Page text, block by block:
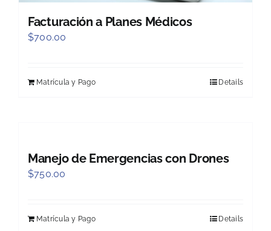
Facturación a Planes Médicos
$700.00
Matrícula y Pago Details
Manejo de Emergencias con Drones
$750.00
Matrícula y Pago Details